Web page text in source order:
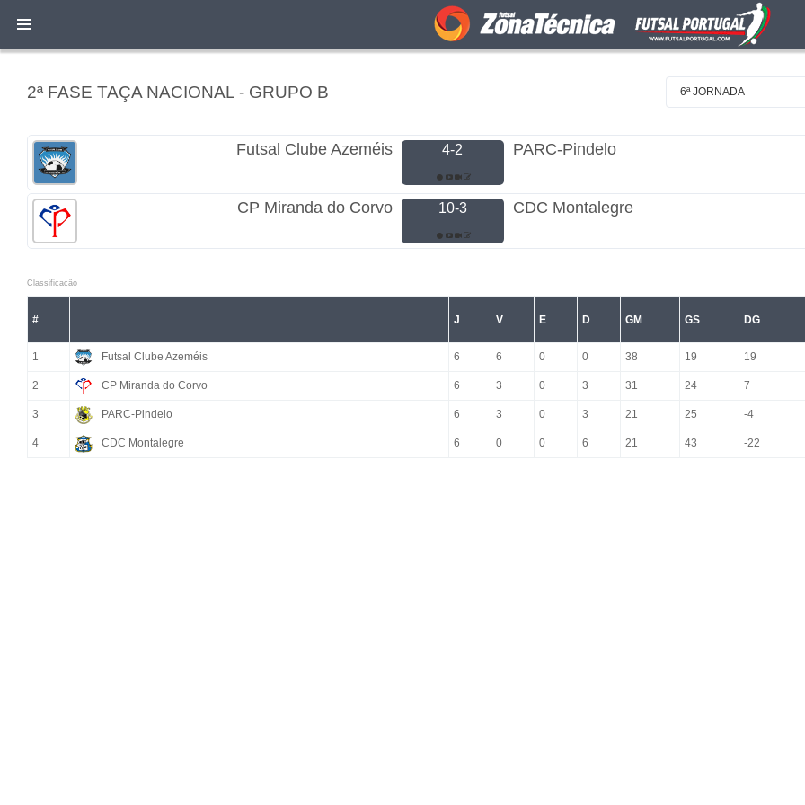
2ª FASE TAÇA NACIONAL - GRUPO B 6ª JORNADA
Futsal Clube Azeméis 4-2 PARC-Pindelo
CP Miranda do Corvo 10-3 CDC Montalegre
Classificacão
# J V E D GM GS DG
1 Futsal Clube Azeméis 6 6 0 0 38 19 19
2 CP Miranda do Corvo 6 3 0 3 31 24 7
3 PARC-Pindelo 6 3 0 3 21 25 -4
4 CDC Montalegre 6 0 0 6 21 43 -22